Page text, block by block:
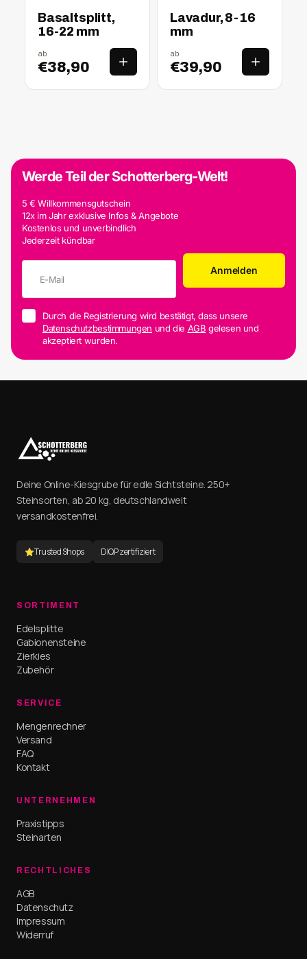
Basaltsplitt,
16-22 mm
ab
€38,90
Lavadur, 8-16
mm
ab
€39,90
Werde Teil der Schotterberg-Welt!
5 € Willkommensgutschein
12x im Jahr exklusive Infos & Angebote
Kostenlos und unverbindlich
Jederzeit kündbar
Anmelden
Durch die Registrierung wird bestätigt, dass unsere
Datenschutzbestimmungen und die AGB gelesen und
akzeptiert wurden.
Deine Online-Kiesgrube für edle Sichtsteine. 250+
Steinsorten, ab 20 kg, deutschlandweit
versandkostenfrei.
Trusted Shops DIQP zertifiziert
SORTIMENT
Edelsplitte
Gabionensteine
Zierkies
Zubehör
SERVICE
Mengenrechner
Versand
FAQ
Kontakt
UNTERNEHMEN
Praxistipps
Steinarten
RECHTLICHES
AGB
Datenschutz
Impressum
Widerruf